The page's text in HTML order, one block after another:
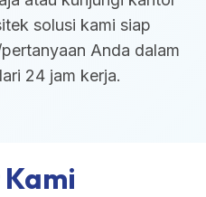
solusi kami siap
Anda dalam
24 jam kerja.